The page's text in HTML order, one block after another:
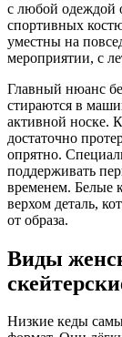
с любой одеждой
спортивных
уместны на
мероприятии, с
Главный нюанс
стираются в
активной носке.
достаточно
опрятно.
поддерживать
временем. Белые
верхом деталь,
от образа.
Виды
Низкие кеды